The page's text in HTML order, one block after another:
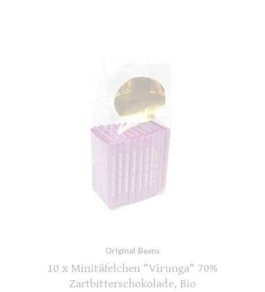
Original Beans
10 x Minitäfelchen "Virunga" 70%
Zartbitterschokolade, Bio